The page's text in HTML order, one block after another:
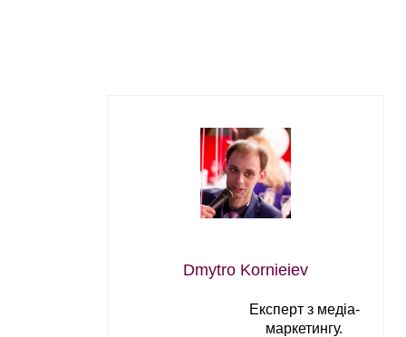
Dmytro Kornieiev
Експерт з медіа-
маркетингу.